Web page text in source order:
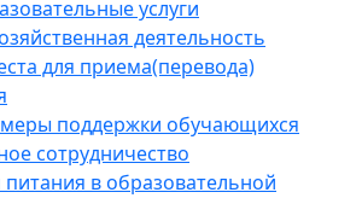
услуги
деятельность
для приема(перевода)
поддержки обучающихся
сотрудничество
в образовательной